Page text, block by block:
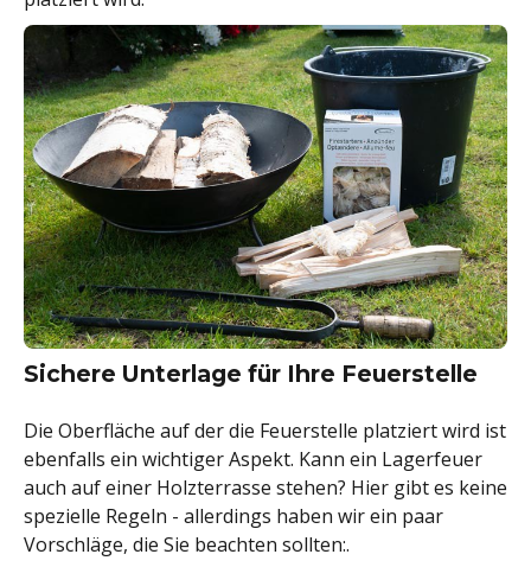
Sichere Unterlage für Ihre Feuerstelle
Die Oberfläche auf der die Feuerstelle platziert wird ist
ebenfalls ein wichtiger Aspekt. Kann ein Lagerfeuer
auch auf einer Holzterrasse stehen? Hier gibt es keine
spezielle Regeln - allerdings haben wir ein paar
Vorschläge, die Sie beachten sollten:.